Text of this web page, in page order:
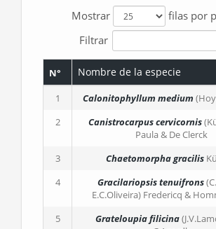
Mostrar
filas por
Filtrar
N° Nombre de la especie
1 Calonitophyllum medium
2
Canistrocarpus cervicornis
Paula & De Clerck
3
Chaetomorpha gracilis
4
Gracilariopsis tenuifrons
E.C.Oliveira) Fredericq &
5
Grateloupia filicina